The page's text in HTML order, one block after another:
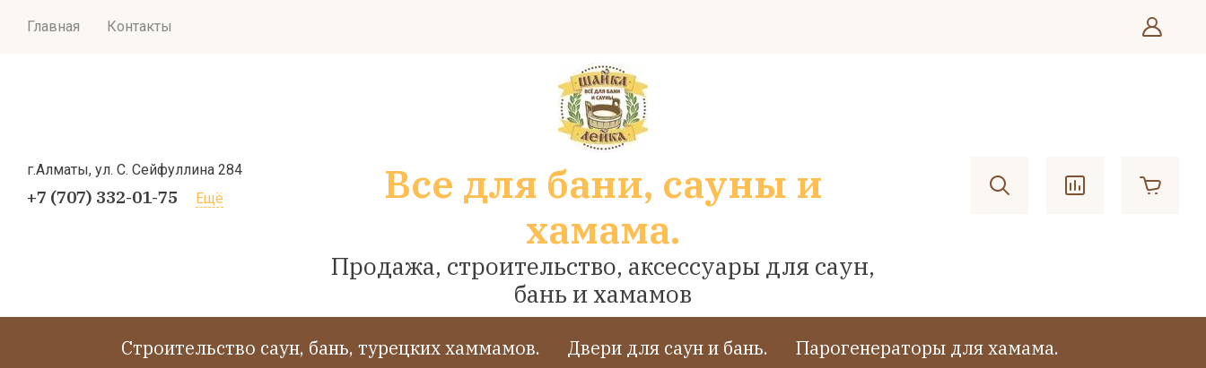
Главная Контакты
г.Алматы, ул. С. Сейфуллина 284
+7 (707) 332-01-75 Ещё
Все для бани, сауны и
хамама.
Продажа, строительство, аксессуары для саун,
бань и хамамов
Cтроительство саун, бань, турецких хаммамов. Двери для саун и бань. Парогенераторы для хамама.